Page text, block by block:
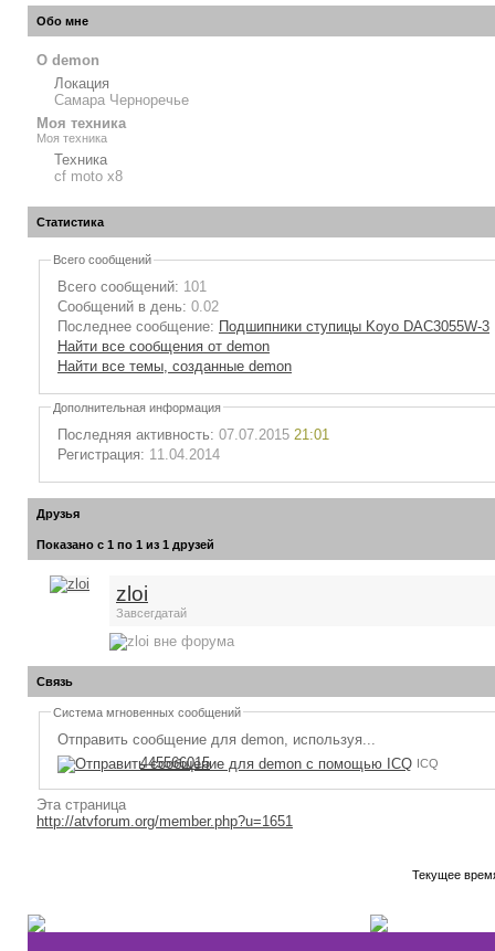
Обо мне
О demon
Локация
Самара Черноречье
Моя техника
Моя техника
Техника
cf moto x8
Статистика
Всего сообщений
Всего сообщений: 101
Сообщений в день: 0.02
Последнее сообщение: Подшипники ступицы Koyo DAC3055W-3
Найти все сообщения от demon
Найти все темы, созданные demon
Дополнительная информация
Последняя активность: 07.07.2015 21:01
Регистрация: 11.04.2014
Друзья
Показано с 1 по 1 из 1 друзей
zloi
Завсегдатай
Связь
Система мгновенных сообщений
Отправить сообщение для demon, используя...
ICQ
445566015
Эта страница
http://atvforum.org/member.php?u=1651
Текущее